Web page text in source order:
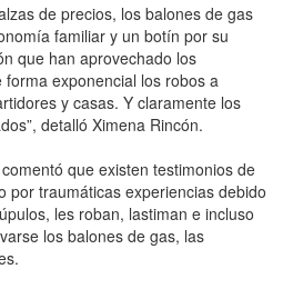
de precios, los balones de gas
familiar y un botín por su
que han aprovechado los
exponencial los robos a
y casas. Y claramente los
detalló Ximena Rincón.
que existen testimonios de
por traumáticas experiencias debido
les roban, lastiman e incluso
los balones de gas, las